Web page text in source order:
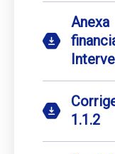
1.1.2